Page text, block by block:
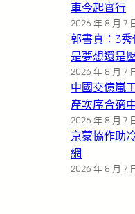
車今起實行
2026 年 8 月 7
郭書真：3秀
是夢想還是
2026 年 8 月 7
中國交億嵐
產次序合適
2026 年 8 月 7
京蒙協作助
網
2026 年 8 月 7